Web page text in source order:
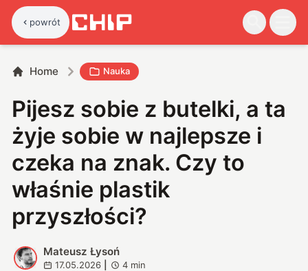
powrót
Home Nauka
Pijesz sobie z butelki, a ta
żyje sobie w najlepsze i
czeka na znak. Czy to
właśnie plastik
przyszłości?
M
Mateusz Łysoń
17.05.2026 4 min